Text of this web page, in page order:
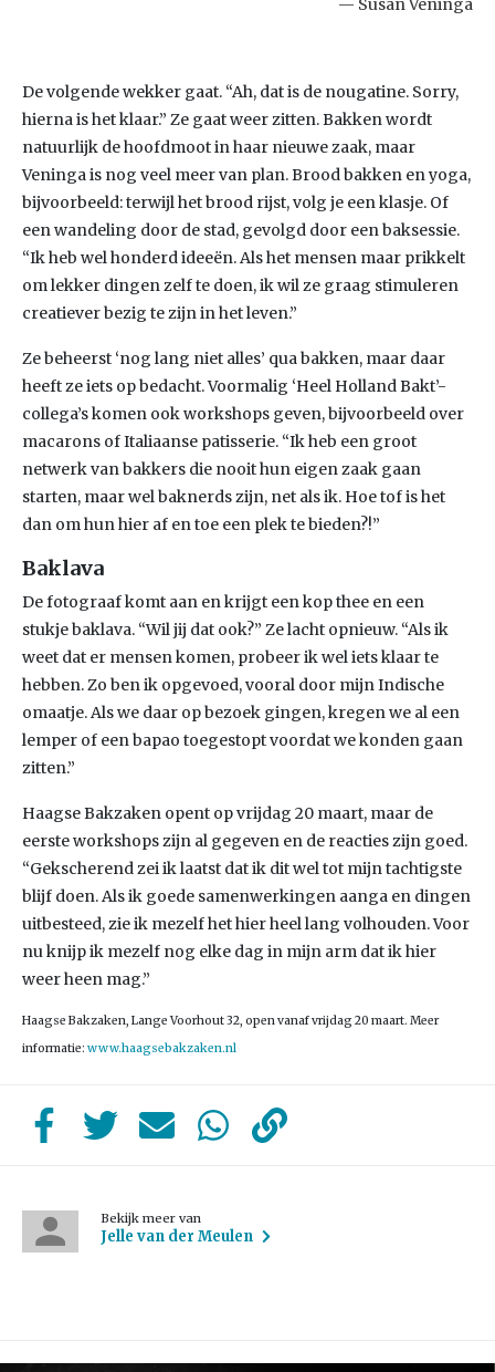
Susan Veninga
De volgende wekker gaat. “Ah, dat is de nougatine. Sorry,
hierna is het klaar.” Ze gaat weer zitten. Bakken wordt
natuurlijk de hoofdmoot in haar nieuwe zaak, maar
Veninga is nog veel meer van plan. Brood bakken en yoga,
bijvoorbeeld: terwijl het brood rijst, volg je een klasje. Of
een wandeling door de stad, gevolgd door een baksessie.
“Ik heb wel honderd ideeën. Als het mensen maar prikkelt
om lekker dingen zelf te doen, ik wil ze graag stimuleren
creatiever bezig te zijn in het leven.”
Ze beheerst ‘nog lang niet alles’ qua bakken, maar daar
heeft ze iets op bedacht. Voormalig ‘Heel Holland Bakt’-
collega’s komen ook workshops geven, bijvoorbeeld over
macarons of Italiaanse patisserie. “Ik heb een groot
netwerk van bakkers die nooit hun eigen zaak gaan
starten, maar wel baknerds zijn, net als ik. Hoe tof is het
dan om hun hier af en toe een plek te bieden?!”
Baklava
De fotograaf komt aan en krijgt een kop thee en een
stukje baklava. “Wil jij dat ook?” Ze lacht opnieuw. “Als ik
weet dat er mensen komen, probeer ik wel iets klaar te
hebben. Zo ben ik opgevoed, vooral door mijn Indische
omaatje. Als we daar op bezoek gingen, kregen we al een
lemper of een bapao toegestopt voordat we konden gaan
zitten.”
Haagse Bakzaken opent op vrijdag 20 maart, maar de
eerste workshops zijn al gegeven en de reacties zijn goed.
“Gekscherend zei ik laatst dat ik dit wel tot mijn tachtigste
blijf doen. Als ik goede samenwerkingen aanga en dingen
uitbesteed, zie ik mezelf het hier heel lang volhouden. Voor
nu knijp ik mezelf nog elke dag in mijn arm dat ik hier
weer heen mag.”
Haagse Bakzaken, Lange Voorhout 32, open vanaf vrijdag 20 maart. Meer
informatie: www.haagsebakzaken.nl
Bekijk meer van
Jelle van der Meulen